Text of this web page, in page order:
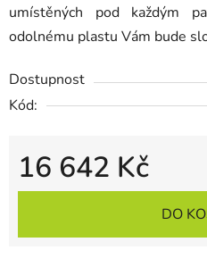
umístěných pod každým
odolnému plastu Vám bude
Dostupnost
Kód:
16 642 Kč
Měrná cena:
DO